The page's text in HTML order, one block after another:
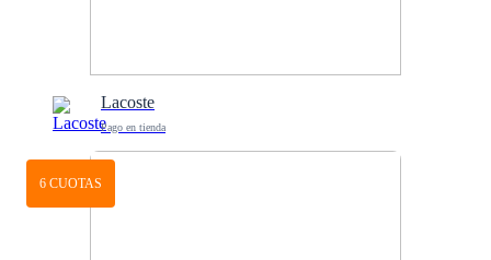
Lacoste
Pago en tienda
6 CUOTAS